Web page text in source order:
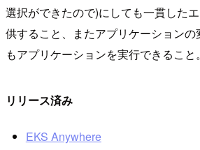
選択ができたので)にしても一貫した
供すること、またアプリケーション
もアプリケーションを実行できること。
リリース済み
EKS Anywhere